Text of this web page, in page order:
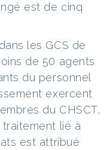
est de cinq
les GCS de
de 50 agents
du personnel
exercent
du CHSCT,
lié à
est attribué